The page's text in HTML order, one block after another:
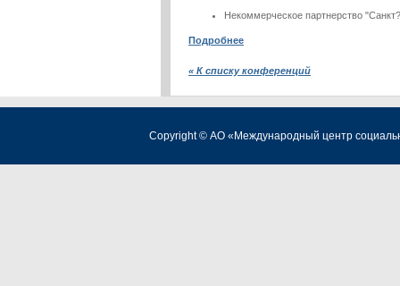
Некоммерческое партнерство
Подробнее
« К списку конференций
Copyright © АО «Международный центр